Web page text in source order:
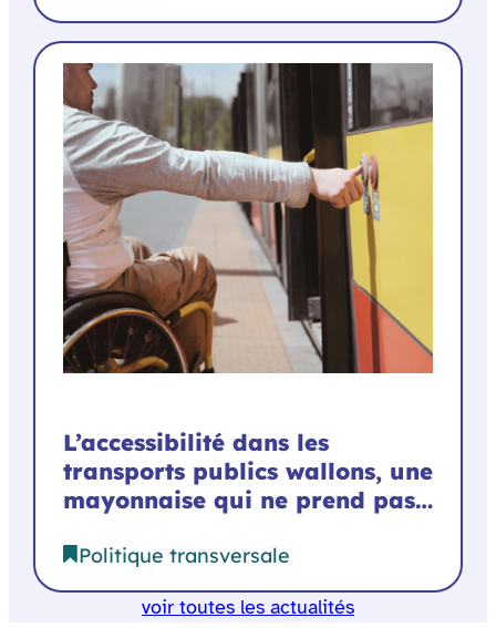
L’accessibilité dans les
transports publics wallons, une
mayonnaise qui ne prend pas…
Politique transversale
voir toutes les actualités